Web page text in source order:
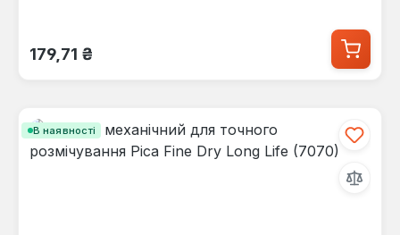
Звичайна ціна:
179,71 ₴
В наявності